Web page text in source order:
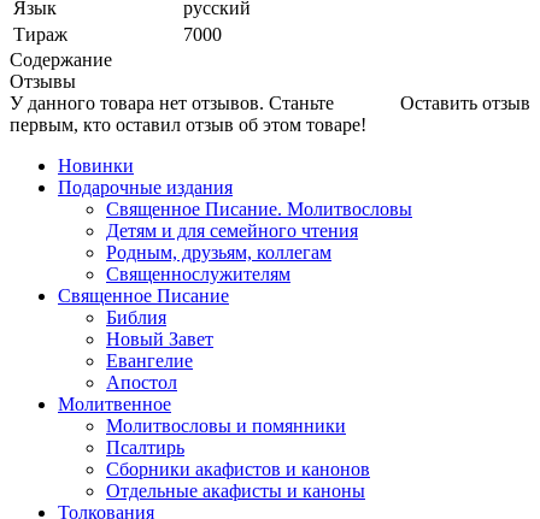
Язык
русский
Тираж
7000
Содержание
Отзывы
Оставить отзыв
У данного товара нет отзывов. Станьте
первым, кто оставил отзыв об этом товаре!
Новинки
Подарочные издания
Священное Писание. Молитвословы
Детям и для семейного чтения
Родным, друзьям, коллегам
Священнослужителям
Священное Писание
Библия
Новый Завет
Евангелие
Апостол
Молитвенное
Молитвословы и помянники
Псалтирь
Сборники акафистов и канонов
Отдельные акафисты и каноны
Толкования